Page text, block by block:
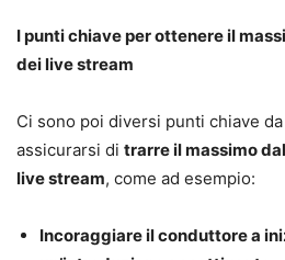
I punti chiave per ottenere il
dei live stream
Ci sono poi diversi punti chiave
assicurarsi di trarre il massimo
live stream, come ad esempio:
Incoraggiare il conduttore a